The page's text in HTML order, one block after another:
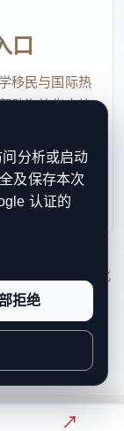
↗
口
移民与国际热
助海外华人快
务、投稿与权
本网站持续优化
品牌信任感和
分析或启动
及保存本次
认证的
拒绝
○